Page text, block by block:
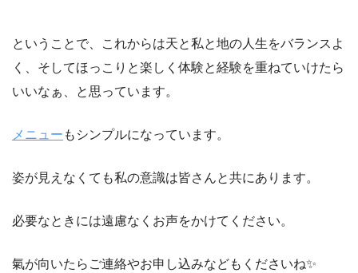
ということで、これからは天と私と地の人生をバランスよ
く、そしてほっこりと楽しく体験と経験を重ねていけたら
いいなぁ、と思っています。
メニュー もシンプルになっています。
姿が見えなくても私の意識は皆さんと共にあります。
必要なときには遠慮なくお声をかけてください。
氣が向いたらご連絡やお申し込みなどもくださいね✨